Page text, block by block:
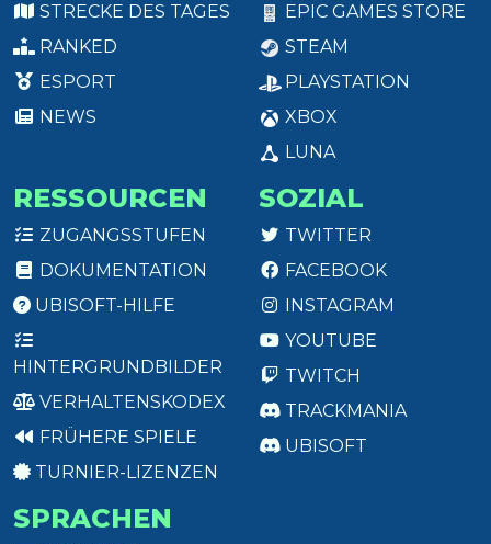
STRECKE DES TAGES
RANKED
ESPORT
NEWS
EPIC GAMES STORE
STEAM
PLAYSTATION
XBOX
LUNA
RESSOURCEN
ZUGANGSSTUFEN
DOKUMENTATION
UBISOFT-HILFE
HINTERGRUNDBILDER
VERHALTENSKODEX
FRÜHERE SPIELE
TURNIER-LIZENZEN
SOZIAL
TWITTER
FACEBOOK
INSTAGRAM
YOUTUBE
TWITCH
TRACKMANIA
UBISOFT
SPRACHEN